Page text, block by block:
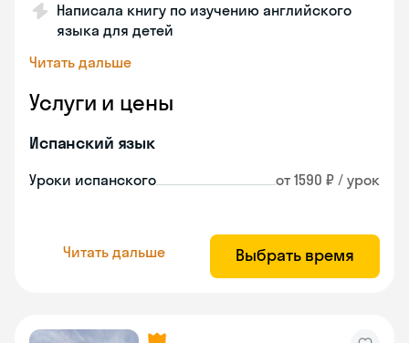
Написала книгу по изучению английского
языка для детей
Читать дальше
Услуги и цены
Испанский язык
Уроки испанского от 1590 ₽ / урок
Читать дальше Выбрать время